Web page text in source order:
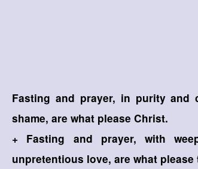
Fasting and prayer, in purity and
shame, are what please Christ.
+ Fasting and prayer, with
unpretentious love, are what please